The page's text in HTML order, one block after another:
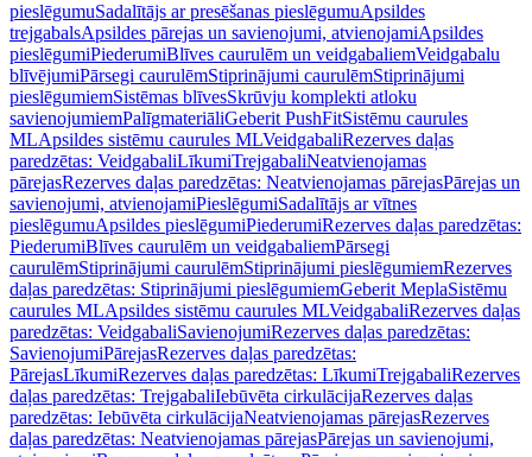
pieslēgumuSadalītājs ar presēšanas pieslēgumuApsildes
trejgabalsApsildes pārejas un savienojumi, atvienojamiApsildes
pieslēgumiPiederumiBlīves caurulēm un veidgabaliemVeidgabalu
blīvējumiPārsegi caurulēmStiprinājumi caurulēmStiprinājumi
pieslēgumiemSistēmas blīvesSkrūvju komplekti atloku
savienojumiemPalīgmateriāliGeberit PushFitSistēmu caurules
MLApsildes sistēmu caurules MLVeidgabaliRezerves daļas
paredzētas: VeidgabaliLīkumiTrejgabaliNeatvienojamas
pārejasRezerves daļas paredzētas: Neatvienojamas pārejasPārejas un
savienojumi, atvienojamiPieslēgumiSadalītājs ar vītnes
pieslēgumuApsildes pieslēgumiPiederumiRezerves daļas paredzētas:
PiederumiBlīves caurulēm un veidgabaliemPārsegi
caurulēmStiprinājumi caurulēmStiprinājumi pieslēgumiemRezerves
daļas paredzētas: Stiprinājumi pieslēgumiemGeberit MeplaSistēmu
caurules MLApsildes sistēmu caurules MLVeidgabaliRezerves daļas
paredzētas: VeidgabaliSavienojumiRezerves daļas paredzētas:
SavienojumiPārejasRezerves daļas paredzētas:
PārejasLīkumiRezerves daļas paredzētas: LīkumiTrejgabaliRezerves
daļas paredzētas: TrejgabaliIebūvēta cirkulācijaRezerves daļas
paredzētas: Iebūvēta cirkulācijaNeatvienojamas pārejasRezerves
daļas paredzētas: Neatvienojamas pārejasPārejas un savienojumi,